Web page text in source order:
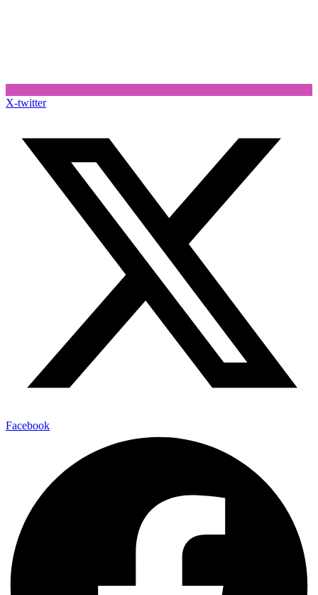
X-twitter
Facebook